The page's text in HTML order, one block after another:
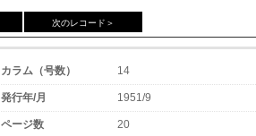
次のレコード＞
カラム（号数） 14
発行年/月 1951/9
ページ数 20